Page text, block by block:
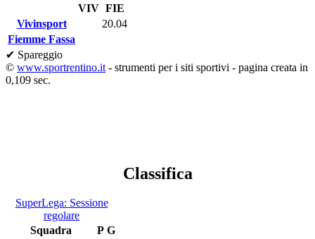
VIV FIE
Vivinsport
20.04
Fiemme Fassa
✔ Spareggio
© www.sportrentino.it - strumenti per i siti sportivi - pagina creata in
0,109 sec.
Classifica
SuperLega: Sessione
regolare
Squadra
P G